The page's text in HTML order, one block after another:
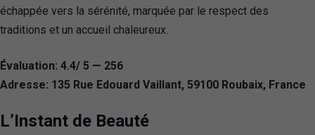
échappée vers la sérénité, marquée par le respect des
traditions et un accueil chaleureux.
Évaluation: 4.4/ 5 — 256
Adresse: 135 Rue Edouard Vaillant, 59100 Roubaix, France
L’Instant de Beauté